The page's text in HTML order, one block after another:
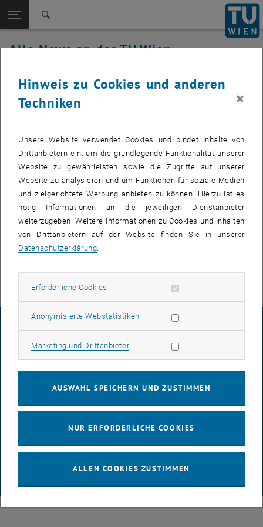
TU Login
Quicklinks
Quicklinks-Menü umschalten
Studium
International
Zur 1. Menü Ebene
Alle News
Zurück: Subseiten von TU Wien Startseite auflisten
Zurück zur letzten Ebene:
TU Wien Startseite
Alle News an der TU Wien
05. März 2021
Aktivieren von TUphone Profilen
Das TISS-Team hat das Problem behoben und den Patch gestern
abend freigeschaltet.
Es wurden alle offenen Tickets dazu erledigt und die Nutzenden
informiert.
Die TISS-TUphone Schreibsperre ist wieder inaktiv!
© TU Wien# 116210
DATENSCHUTZERKLÄRUNG (PDF)
COOKIEEINSTELLUNGEN
Hinweis zu Cookies und anderen
Techniken
×
Unsere Website verwendet Cookies und bindet Inhalte von
Drittanbietern ein, um die grundlegende Funktionalität unserer
Website zu gewährleisten sowie die Zugriffe auf unserer
Website zu analysieren und um Funktionen für soziale Medien
und zielgerichtete Werbung anbieten zu können. Hierzu ist es
nötig Informationen an die jeweiligen Dienstanbieter
weiterzugeben. Weitere Informationen zu Cookies und Inhalten
von Drittanbietern auf der Website finden Sie in unserer
Datenschutzerklärung.
Erforderliche Cookies Erforderliche Cookies zulassen
Anonymisierte WebstatistikenStatistik Cookies zulassen
Marketing und DrittanbieterMarketing Cookies zulassen
AUSWAHL SPEICHERN UND ZUSTIMMEN
NUR ERFORDERLICHE COOKIES
ALLEN COOKIES ZUSTIMMEN